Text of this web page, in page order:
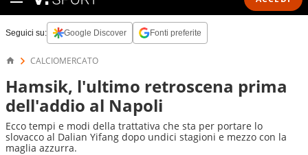
Seguici su: Google Discover Fonti preferite
CALCIOMERCATO
Hamsik, l'ultimo retroscena prima
dell'addio al Napoli
Ecco tempi e modi della trattativa che sta per portare lo
slovacco al Dalian Yifang dopo undici stagioni e mezzo con la
maglia azzurra.